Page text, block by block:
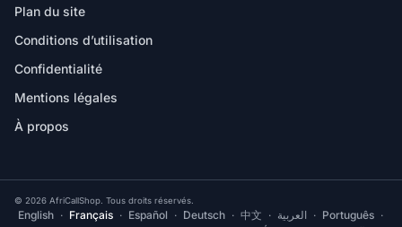
Plan du site
Conditions d’utilisation
Confidentialité
Mentions légales
À propos
© 2026 AfriCallShop. Tous droits réservés.
English · Français · Español · Deutsch · 中文 · العربية · Português ·